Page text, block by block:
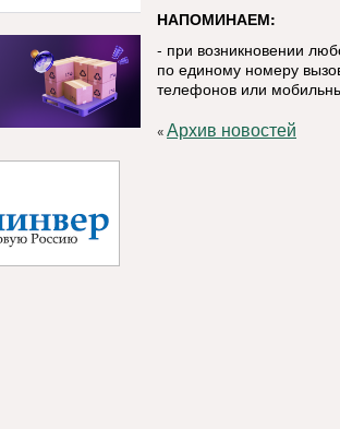
НАПОМИНАЕМ:
- при возникновении
по единому номеру
телефонов или
«Архив новостей